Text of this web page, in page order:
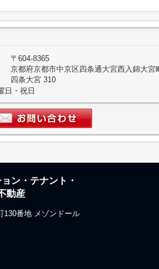
〒604-8365
京都府京都市中京区四条通大宮西入錦大宮
四条大宮 310
日・祝日
ン・テナント・
動産
130番地 メゾンドール